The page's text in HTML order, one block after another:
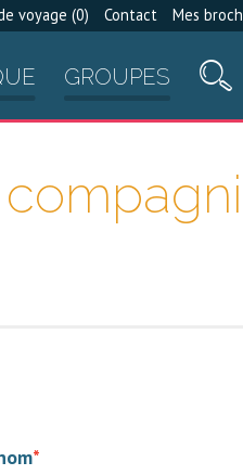
voyage (0) Contact Mes
GROUPES